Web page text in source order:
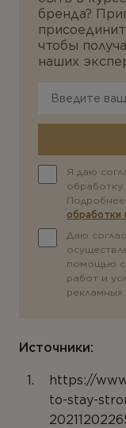
бренда?
чтобы
наших
Я даю
обработку
обработки
Даю
помощью
работ и
рекламных
Источники:
https://
to-stay-